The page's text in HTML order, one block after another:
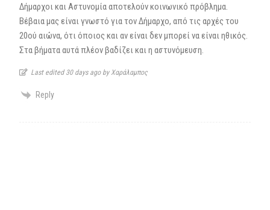
Δήμαρχοι και Αστυνομία αποτελούν κοινωνικό πρόβλημα.
Βέβαια μας είναι γνωστό για τον Δήμαρχο, από τις αρχές του
20ού αιώνα, ότι όποιος και αν είναι δεν μπορεί να είναι ηθικός.
Στα βήματα αυτά πλέον βαδίζει και η αστυνόμευση.
Last edited 30 days ago by Χαράλαμπος
Reply